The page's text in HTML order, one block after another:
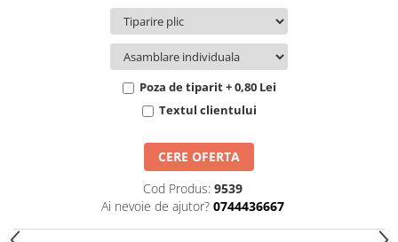
Toamna și Halloween
Buchete extravagante
Poza de tiparit + 0,80 Lei
Textul clientului
CERE OFERTA
Cod Produs: 9539
Ai nevoie de ajutor? 0744436667